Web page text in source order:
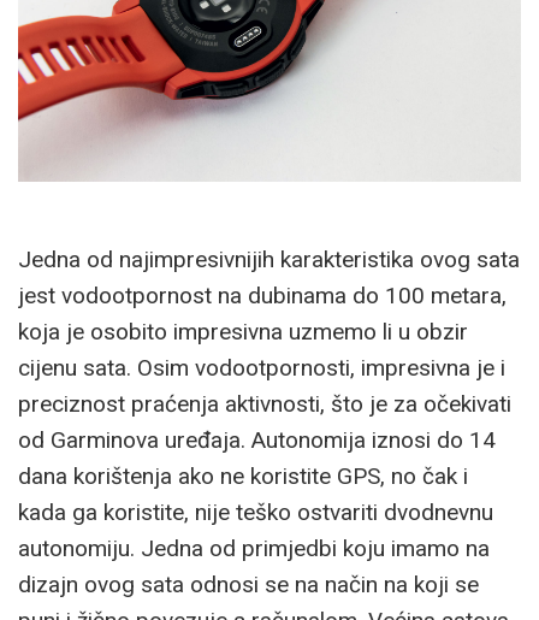
Jedna od najimpresivnijih karakteristika ovog sata
jest vodootpornost na dubinama do 100 metara,
koja je osobito impresivna uzmemo li u obzir
cijenu sata. Osim vodootpornosti, impresivna je i
preciznost praćenja aktivnosti, što je za očekivati
od Garminova uređaja. Autonomija iznosi do 14
dana korištenja ako ne koristite GPS, no čak i
kada ga koristite, nije teško ostvariti dvodnevnu
autonomiju. Jedna od primjedbi koju imamo na
dizajn ovog sata odnosi se na način na koji se